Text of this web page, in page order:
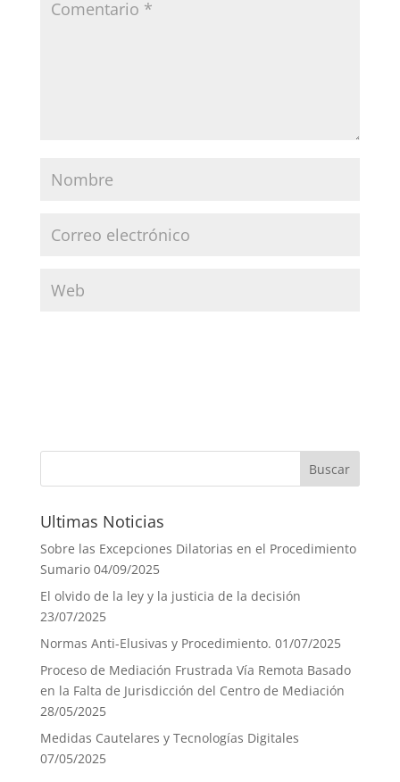
Ultimas Noticias
Sobre las Excepciones Dilatorias en el Procedimiento
Sumario 04/09/2025
El olvido de la ley y la justicia de la decisión
23/07/2025
Normas Anti-Elusivas y Procedimiento. 01/07/2025
Proceso de Mediación Frustrada Vía Remota Basado
en la Falta de Jurisdicción del Centro de Mediación
28/05/2025
Medidas Cautelares y Tecnologías Digitales
07/05/2025